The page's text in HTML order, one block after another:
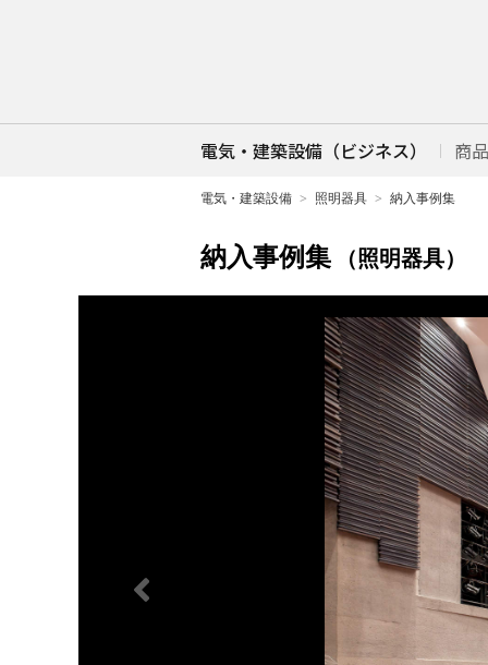
電気・建築設備（ビジネス） 商
電気・建築設備 照明器具 納入事例集
納入事例集 （照明器具）